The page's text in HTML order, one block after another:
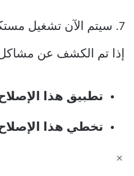
7. سيتم الآن تشغيل
إذا تم الكشف عن
تطبيق هذا
تخطي هذا